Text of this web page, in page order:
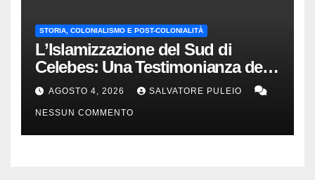
STORIA, COLONIALISMO E POST-COLONIALITÀ
L’Islamizzazione del Sud di
Celebes: Una Testimonianza del
1840.
AGOSTO 4, 2026 SALVATORE PULEIO
NESSUN COMMENTO